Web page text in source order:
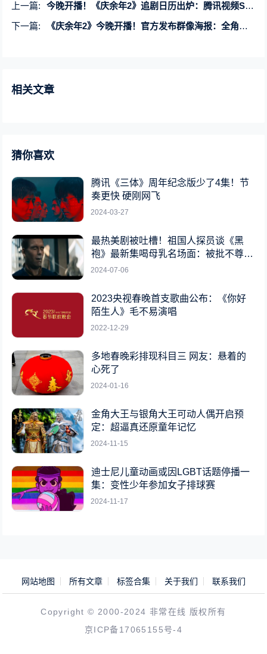
上一篇:
今晚开播！《庆余年2》追剧日历出炉：腾讯视频SVIP抢先看1集
下一篇:
《庆余年2》今晚开播！官方发布群像海报：全角色集结
相关文章
猜你喜欢
腾讯《三体》周年纪念版少了4集！节
奏更快 硬刚网飞
2024-03-27
最热美剧被吐槽！祖国人探员谈《黑
袍》最新集喝母乳名场面：被批不尊重
女性
2024-07-06
2023央视春晚首支歌曲公布：《你好
陌生人》毛不易演唱
2022-12-29
多地春晚彩排现科目三 网友：悬着的
心死了
2024-01-16
金角大王与银角大王可动人偶开启预
定：超逼真还原童年记忆
2024-11-15
迪士尼儿童动画或因LGBT话题停播一
集：变性少年参加女子排球赛
2024-11-17
网站地图 所有文章 标签合集 关于我们 联系我们
Copyright © 2000-2024 非常在线 版权所有
京ICP备17065155号-4